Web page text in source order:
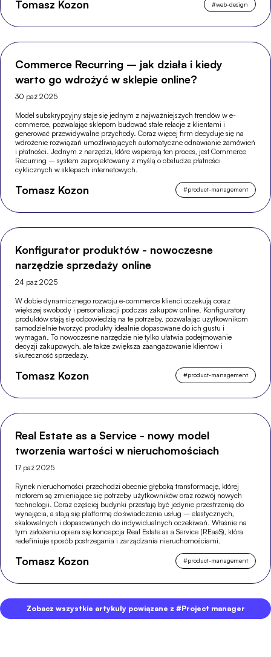
Tomasz Kozon #web-design
Commerce Recurring – jak działa i kiedy
warto go wdrożyć w sklepie online?
30 paź 2025
Model subskrypcyjny staje się jednym z najważniejszych trendów w e-
commerce, pozwalając sklepom budować stałe relacje z klientami i
generować przewidywalne przychody. Coraz więcej firm decyduje się na
wdrożenie rozwiązań umożliwiających automatyczne odnawianie zamówień
i płatności. Jednym z narzędzi, które wspierają ten proces, jest Commerce
Recurring – system zaprojektowany z myślą o obsłudze płatności
cyklicznych w sklepach internetowych.
Tomasz Kozon #product-management
Konfigurator produktów - nowoczesne
narzędzie sprzedaży online
24 paź 2025
W dobie dynamicznego rozwoju e-commerce klienci oczekują coraz
większej swobody i personalizacji podczas zakupów online. Konfiguratory
produktów stają się odpowiedzią na te potrzeby, pozwalając użytkownikom
samodzielnie tworzyć produkty idealnie dopasowane do ich gustu i
wymagań. To nowoczesne narzędzie nie tylko ułatwia podejmowanie
decyzji zakupowych, ale także zwiększa zaangażowanie klientów i
skuteczność sprzedaży.
Tomasz Kozon #product-management
Real Estate as a Service - nowy model
tworzenia wartości w nieruchomościach
17 paź 2025
Rynek nieruchomości przechodzi obecnie głęboką transformację, której
motorem są zmieniające się potrzeby użytkowników oraz rozwój nowych
technologii. Coraz częściej budynki przestają być jedynie przestrzenią do
wynajęcia, a stają się platformą do świadczenia usług – elastycznych,
skalowalnych i dopasowanych do indywidualnych oczekiwań. Właśnie na
tym założeniu opiera się koncepcja Real Estate as a Service (REaaS), która
redefiniuje sposób postrzegania i zarządzania nieruchomościami.
Tomasz Kozon #product-management
Zobacz wszystkie artykuły powiązane z #Project manager